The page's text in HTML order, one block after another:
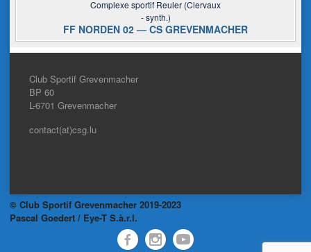
Complexe sportif Reuler (Clervaux
- synth.)
FF NORDEN 02 — CS GREVENMACHER
Club Sportif Grevenmacher
BP 60
L-6701 Grevenmacher
contact(at)csg.lu
© Club Sportif Grevenmacher 2019-2023
Pascal Goedert / Eye-T S.à.r.l.